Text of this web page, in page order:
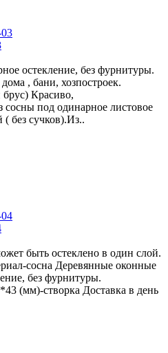
остекление, без фурнитуры.
, бани, хозпостроек.
Красиво,
под одинарное листовое
без сучков).Из..
быть остеклено в один слой.
сосна Деревянные оконные
без фурнитуры.
(мм)-створка Доставка в день